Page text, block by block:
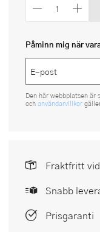
Påminn mig när
Den här webbplatsen är
och användarvillkor
Fraktfritt
Snabb
Prisgaranti